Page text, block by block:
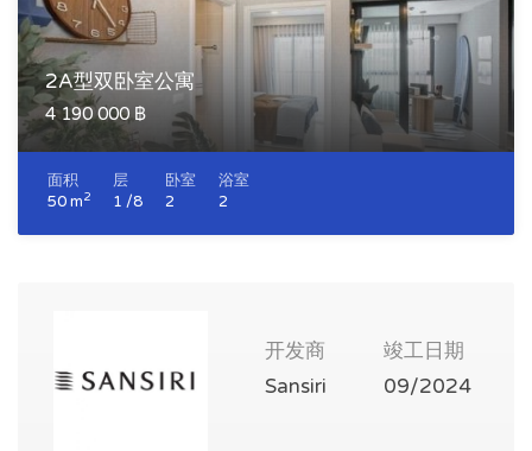
2A型双卧室公寓
4 190 000 ฿
面积
50 m2
层
1 /8
卧室
2
浴室
2
开发商
Sansiri
竣工日期
09/2024